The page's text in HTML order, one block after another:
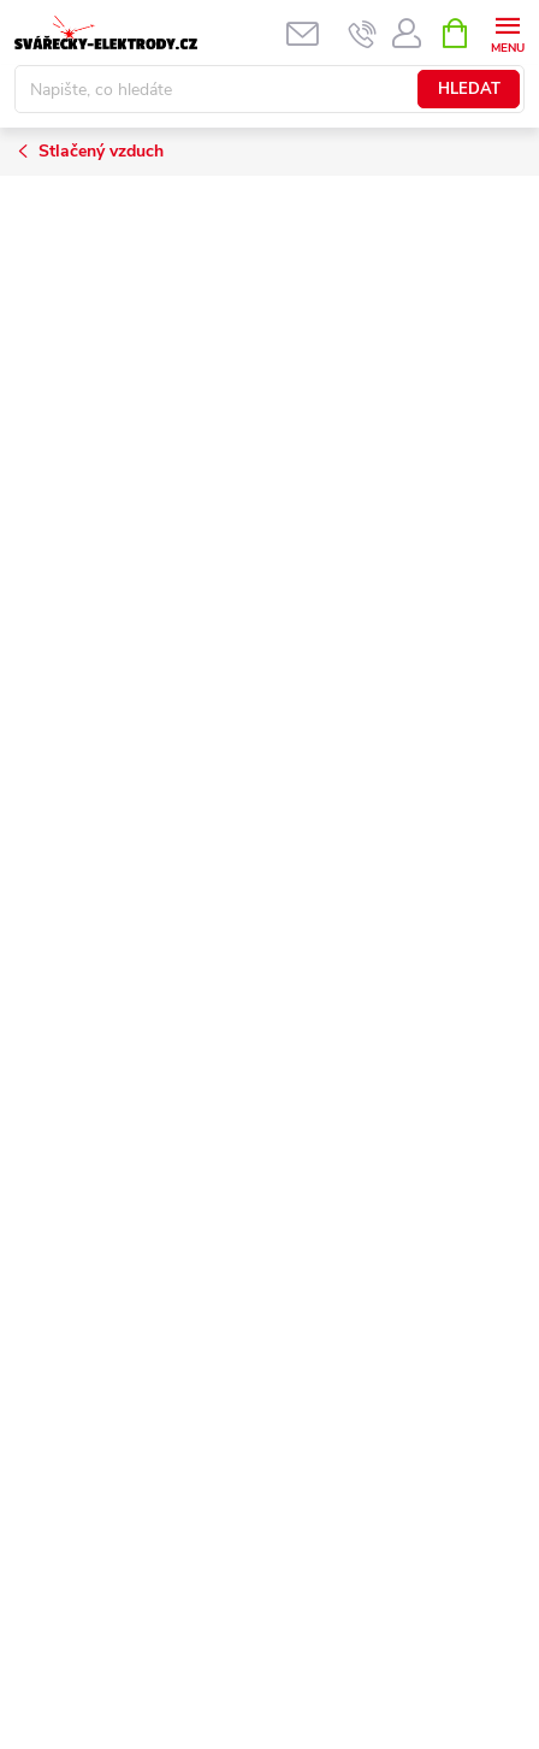
na
obsah
HLEDAT
NÁKUPNÍ
KOŠÍK
Stlačený vzduch